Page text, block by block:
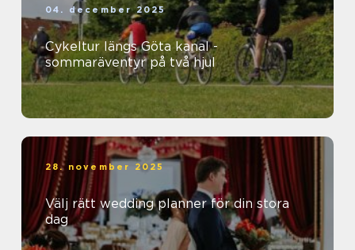
04. december 2025
Cykeltur längs Göta kanal -
sommaräventyr på två hjul
28. november 2025
Välj rätt wedding planner för din stora
dag